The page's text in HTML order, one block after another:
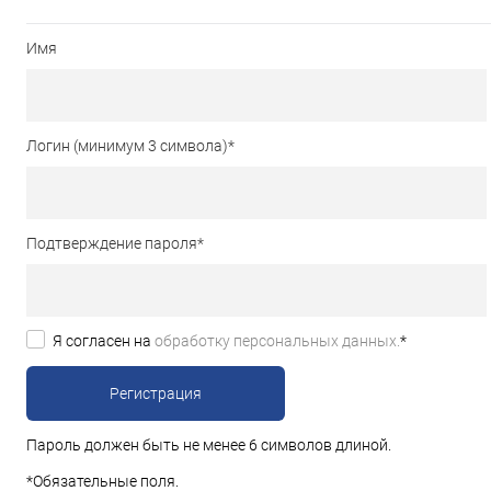
Телефония
Имя
Логин (минимум 3 символа)*
Подтверждение пароля*
Я согласен на обработку персональных данных.*
Пароль должен быть не менее 6 символов длиной.
*Обязательные поля.